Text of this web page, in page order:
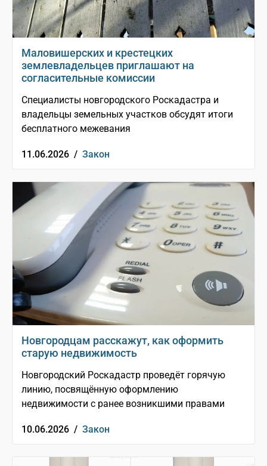
Маловишерских и крестецких
землевладельцев приглашают на
согласительные комиссии
Специалисты новгородского Роскадастра и
владельцы земельных участков обсудят итоги
бесплатного межевания
11.06.2026 / Закон
Новгородцам расскажут, как оформить
старую недвижимость
Новгородский Роскадастр проведёт горячую
линию, посвящённую оформлению
недвижимости с ранее возникшими правами
10.06.2026 / Закон